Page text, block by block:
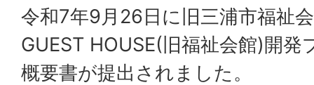
令和7年9月26日に旧三浦市福祉
GUEST HOUSE(旧福祉会館)開
概要書が提出されました。